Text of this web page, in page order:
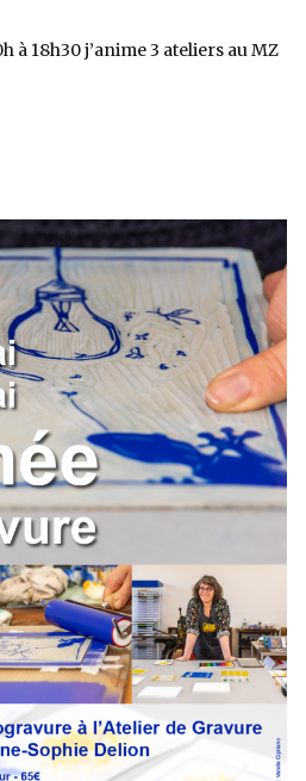
à 18h30 j’anime 3 ateliers au MZ